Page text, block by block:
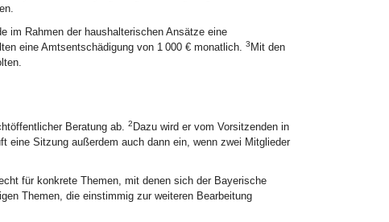
im Rahmen der haushalterischen Ansätze eine
eine Amtsentschädigung von 1 000 € monatlich. 3 Mit den
Beratung ab. 2 Dazu wird er vom Vorsitzenden in
eine Sitzung außerdem auch dann ein, wenn zwei Mitglieder
für konkrete Themen, mit denen sich der Bayerische
Themen, die einstimmig zur weiteren Bearbeitung